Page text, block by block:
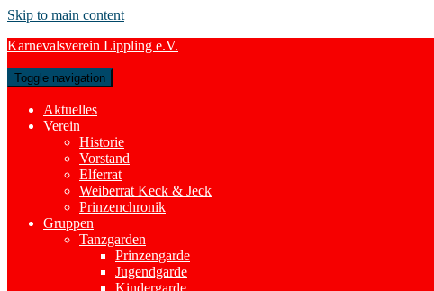
Skip to main content
Karnevalsverein Lippling e.V.
Toggle navigation
Aktuelles
Verein
Historie
Vorstand
Elferrat
Weiberrat Keck & Jeck
Prinzenchronik
Gruppen
Tanzgarden
Prinzengarde
Jugendgarde
Kindergarde